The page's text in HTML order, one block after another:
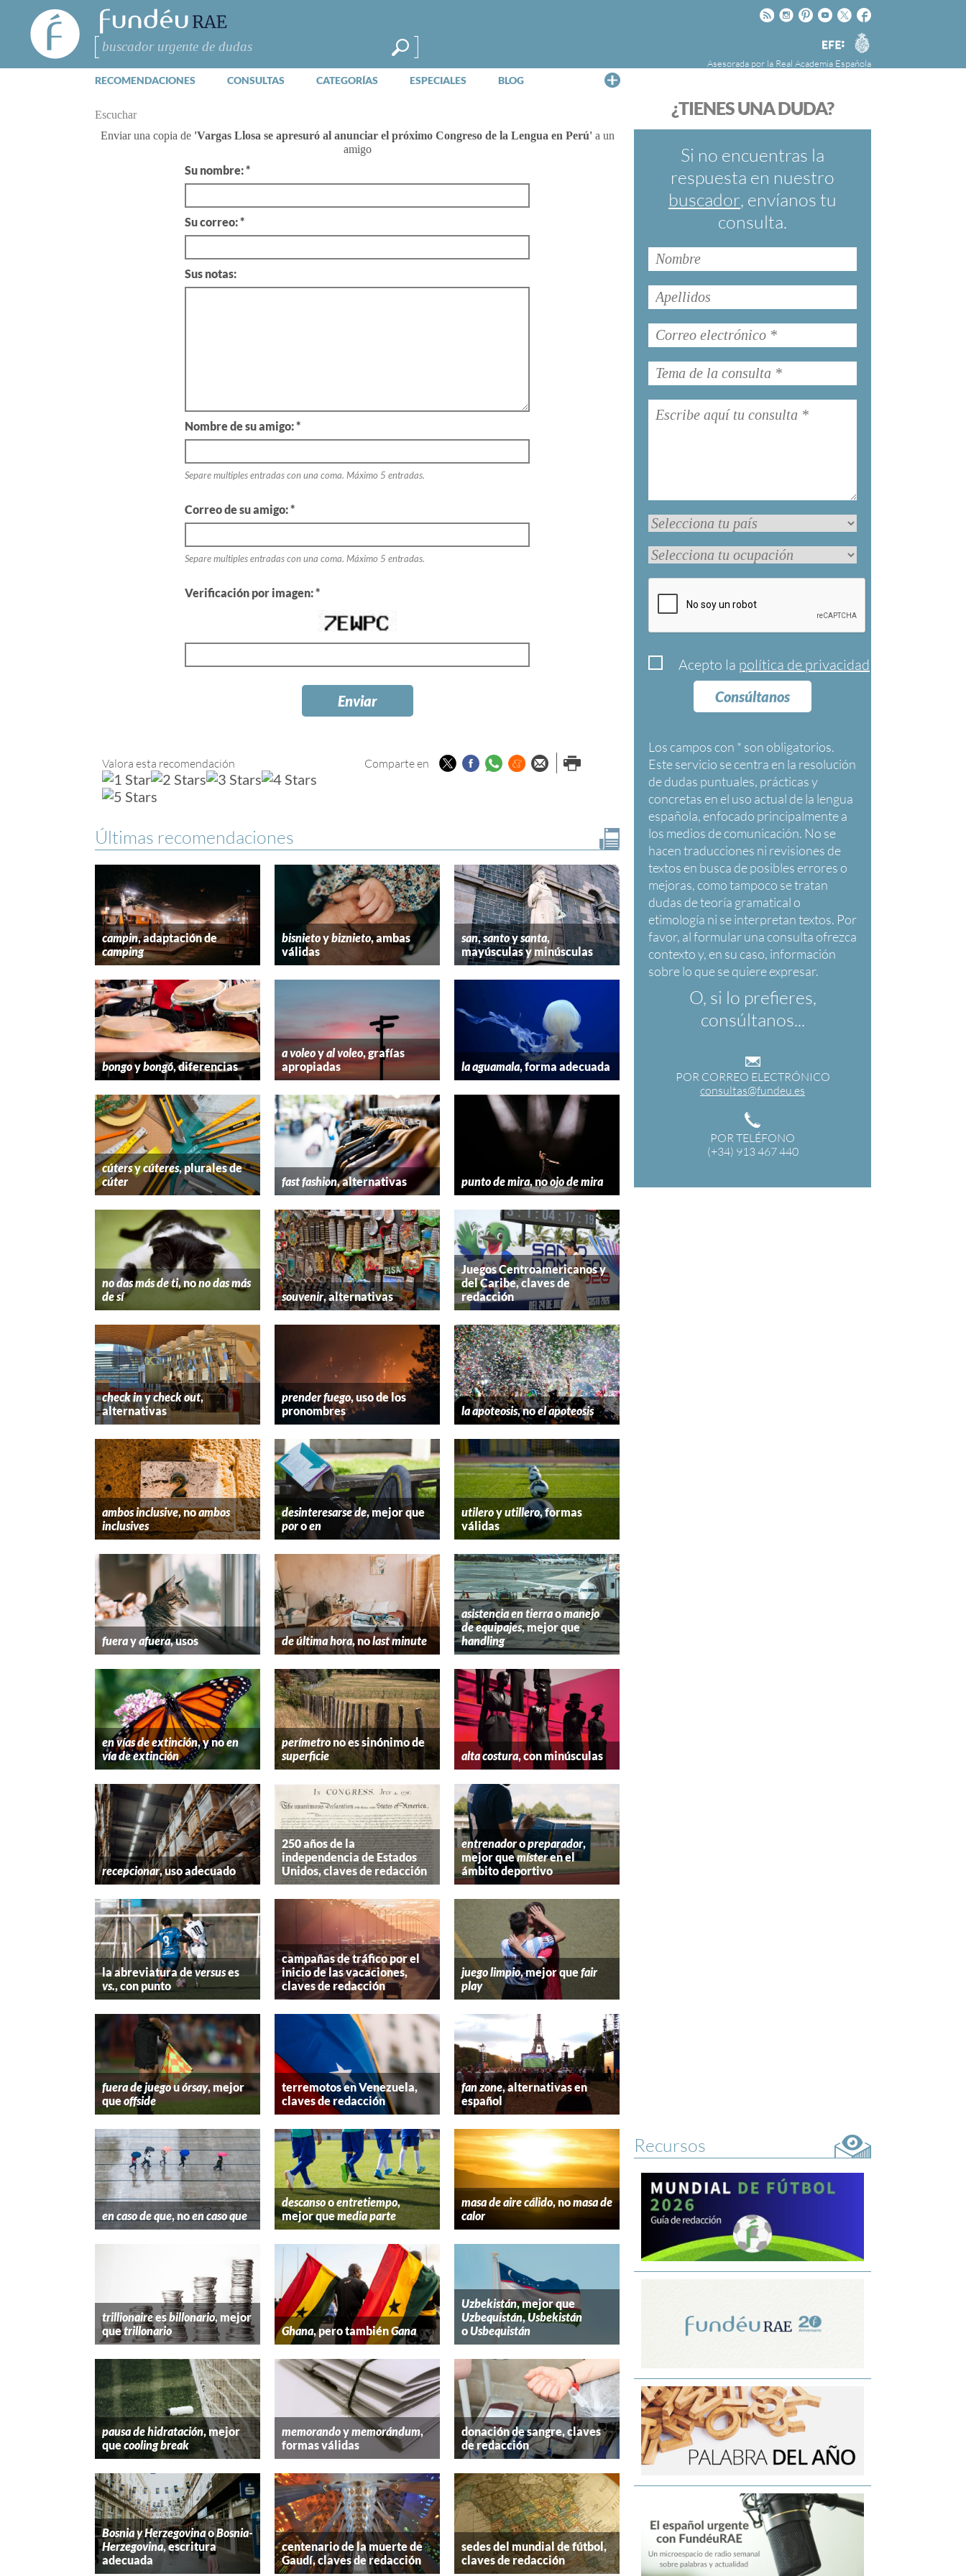
FundéuRAE
- Fundación
del Español
Urgente
Buscar
Facebook
Twitter
Youtube
Pinteres
Instagram
Rss
Agencia
EFE
Asesorada por la Real Academia Española
RECOMENDACIONES CONSULTAS CATEGORÍAS ESPECIALES BLOG
FundéuRAE es una fundación patrocinada por
cuyo objetivo es colaborar con el buen uso del
español en los medios de comunicación y en
Internet.
¿TIENES UNA DUDA?
Si no encuentras la
respuesta en nuestro
buscador, envíanos tu
consulta.
Acepto la política de privacidad
Consúltanos
Los campos con * son obligatorios
O, si lo prefieres,
consúltanos...
POR CORREO ELECTRÓNICO
consultas@fundeu.es
POR TELÉFONO
(+34) 913 467 440
Escuchar
Enviar una copia de 'Vargas Llosa se apresuró al anunciar el próximo Congreso de la Lengua en Perú'a un
amigo
Su nombre: *
Su correo: *
Sus notas:
Nombre de su amigo: *
Separe multiples entradas con una coma. Máximo 5 entradas.
Correo de su amigo: *
Separe multiples entradas con una coma. Máximo 5 entradas.
Verificación por imagen: *
Valora esta recomendación Comparte en TwitterFacebook
Whatsapp
Menéame
Enviar porImprimir
Últimas recomendaciones
campin, adaptación de
camping
bisnietoybiznieto, ambas
válidas
san,santoysanta,
mayúsculas y minúsculas
bongoybongó, diferencias
a voleoyal voleo, grafías
apropiadas
la aguamala, forma adecuada
cútersycúteres, plurales de
cúter
fast fashion, alternativas punto de mira, noojo de mira
no das más de ti, nono das más
de sí
souvenir, alternativas
Juegos Centroamericanos y
del Caribe, claves de
redacción
check inycheck out,
alternativas
prender fuego, uso de los
pronombres
la apoteosis, noel apoteosis
ambos inclusive, noambos
inclusives
desinteresarse de, mejor que
poroen
utileroyutillero, formas
válidas
fuerayafuera, usos de última hora, nolast minute
asistencia en tierraomanejo
de equipajes, mejor que
handling
en vías de extinción, y noen
vía de extinción
perímetrono es sinónimo de
superficie
alta costura, con minúsculas
recepcionar, uso adecuado
250 años de la
independencia de Estados
Unidos, claves de redacción
entrenadoropreparador,
mejor quemísteren el
ámbito deportivo
la abreviatura deversuses
vs., con punto
campañas de tráfico por el
inicio de las vacaciones,
claves de redacción
juego limpio, mejor quefair
play
fuera de juegouórsay, mejor
queoffside
terremotos en Venezuela,
claves de redacción
fan zone, alternativas en
español
en caso de que, noen caso que
descansooentretiempo,
mejor quemedia parte
masa de aire cálido, nomasa de
calor
trillionaireesbillonario, mejor
quetrillonario Ghana, pero tambiénGana
Uzbekistán, mejor que
Uzbequistán,Usbekistán
oUsbequistán
pausa de hidratación, mejor
quecooling break
memorandoymemorándum,
formas válidas
donación de sangre, claves
de redacción
Bosnia y HerzegovinaoBosnia-
Herzegovina, escritura
adecuada
centenario de la muerte de
Gaudí, claves de redacción
sedes del mundial de fútbol,
claves de redacción
Recursos